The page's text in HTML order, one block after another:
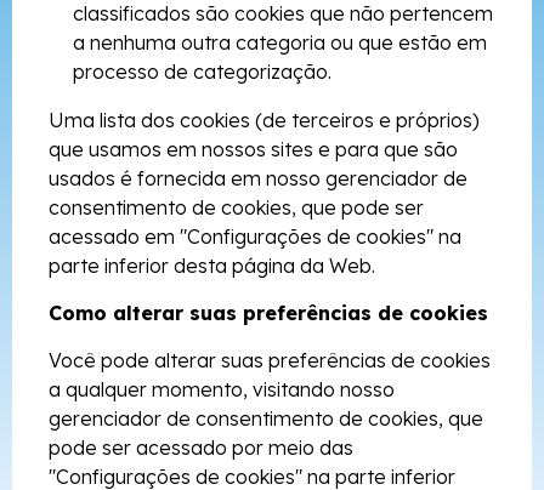
classificados são cookies que não pertencem
a nenhuma outra categoria ou que estão em
processo de categorização.
Uma lista dos cookies (de terceiros e próprios)
que usamos em nossos sites e para que são
usados é fornecida em nosso gerenciador de
consentimento de cookies, que pode ser
acessado em "Configurações de cookies" na
parte inferior desta página da Web.
Como alterar suas preferências de cookies
Você pode alterar suas preferências de cookies
a qualquer momento, visitando nosso
gerenciador de consentimento de cookies, que
pode ser acessado por meio das
"Configurações de cookies" na parte inferior